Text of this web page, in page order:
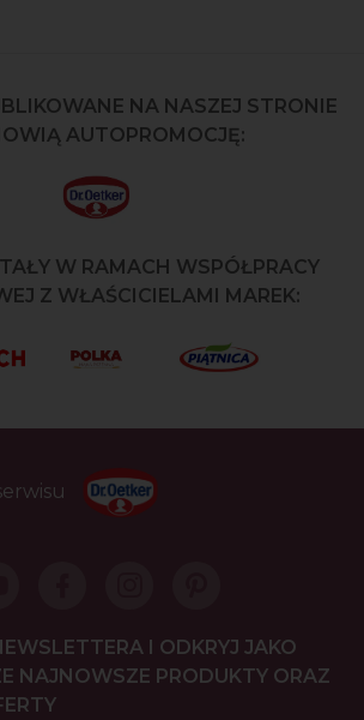
NA NASZEJ STRONIE
AUTOPROMOCJĘ:
W RAMACH WSPÓŁPRACY
Z WŁAŚCICIELAMI MAREK:
I ODKRYJ JAKO
NAJNOWSZE PRODUKTY ORAZ